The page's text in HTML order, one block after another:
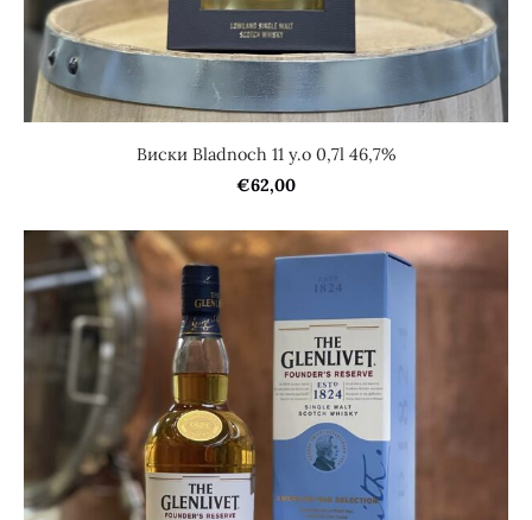
Виски Bladnoch 11 y.o 0,7l 46,7%
€62,00